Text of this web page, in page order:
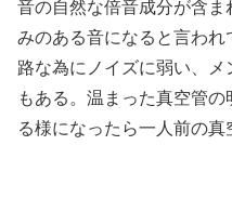
音の自然な倍音成分が含
みのある音になると言われ
路な為にノイズに弱い、メ
もある。温まった真空管
る様になったら一人前の